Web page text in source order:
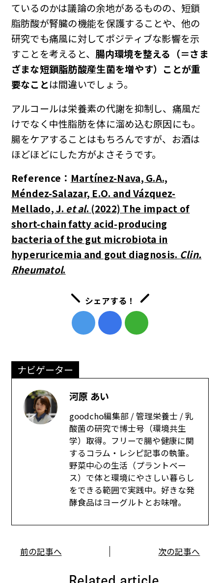
ているのかは議論の余地があるものの、短鎖
脂肪酸が腎臓の機能を保護することや、他の
研究でも痛風に対してポジティブな影響を示
すことを考えると、 腸内環境を整える（＝さま
ざまな短鎖脂肪酸産生菌を増やす）ことが重
要なことは間違いでしょう。
アルコールは栄養素の代謝を抑制し、痛風だ
けでなく中性脂肪を体に溜め込む原因にも。
腸をケアすることはもちろんですが、お酒は
ほどほどにした方がよさそうです。
Reference： Martínez-Nava, G.A.,
Méndez-Salazar, E.O. and Vázquez-
Mellado, J. et al. (2022) The impact of
short-chain fatty acid-producing
bacteria of the gut microbiota in
hyperuricemia and gout diagnosis. Clin.
Rheumatol.
シェアする！
ナビゲーター
河原 あい
goodcho編集部 / 管理栄養士 / 乳
酸菌の研究で博士号（環境共生
学）取得。フリーで腸や健康に関
するコラム・レシピ記事の執筆。
野菜中心の生活（プラントベー
ス）で体と環境にやさしい暮らし
をできる範囲で実践中。好きな発
酵食品はヨーグルトとお味噌。
前の記事へ 次の記事へ